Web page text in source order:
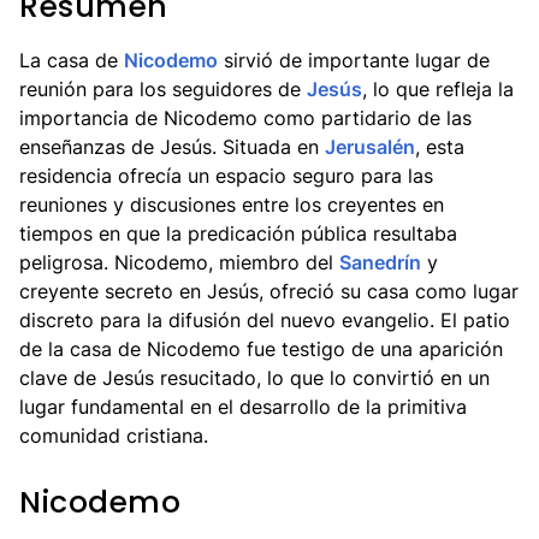
La casa de Nicodemo sirvió de importante lugar de
reunión para los seguidores de Jesús, lo que refleja la
importancia de Nicodemo como partidario de las
enseñanzas de Jesús. Situada en Jerusalén, esta
residencia ofrecía un espacio seguro para las
reuniones y discusiones entre los creyentes en
tiempos en que la predicación pública resultaba
peligrosa. Nicodemo, miembro del Sanedrín y
creyente secreto en Jesús, ofreció su casa como lugar
discreto para la difusión del nuevo evangelio. El patio
de la casa de Nicodemo fue testigo de una aparición
clave de Jesús resucitado, lo que lo convirtió en un
lugar fundamental en el desarrollo de la primitiva
comunidad cristiana.
Nicodemo